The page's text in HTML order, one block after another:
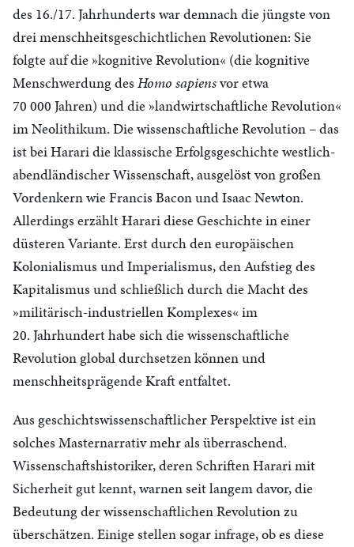
des 16./17. Jahrhunderts war demnach die jüngste von
drei menschheitsgeschichtlichen Revolutionen: Sie
folgte auf die »kognitive Revolution« (die kognitive
Menschwerdung des Homo sapiensvor etwa
70 000 Jahren) und die »landwirtschaftliche Revolution«
im Neolithikum. Die wissenschaftliche Revolution – das
ist bei Harari die klassische Erfolgsgeschichte westlich-
abendländischer Wissenschaft, ausgelöst von großen
Vordenkern wie Francis Bacon und Isaac Newton.
Allerdings erzählt Harari diese Geschichte in einer
düsteren Variante. Erst durch den europäischen
Kolonialismus und Imperialismus, den Aufstieg des
Kapitalismus und schließlich durch die Macht des
»militärisch-industriellen Komplexes« im
20. Jahrhundert habe sich die wissenschaftliche
Revolution global durchsetzen können und
menschheitsprägende Kraft entfaltet.
Aus geschichtswissenschaftlicher Perspektive ist ein
solches Masternarrativ mehr als überraschend.
Wissenschaftshistoriker, deren Schriften Harari mit
Sicherheit gut kennt, warnen seit langem davor, die
Bedeutung der wissenschaftlichen Revolution zu
überschätzen. Einige stellen sogar infrage, ob es diese